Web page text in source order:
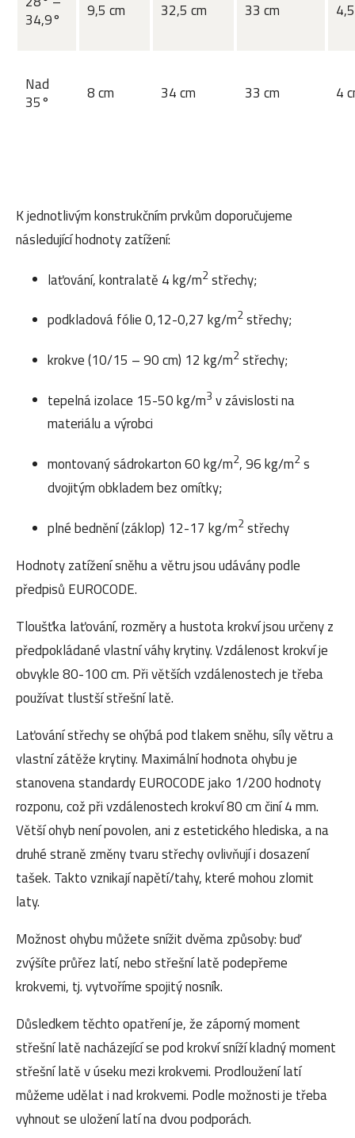
34,9°
9,5 cm 32,5 cm 33 cm
Nad
35°
8 cm 34 cm 33 cm 4
K jednotlivým konstrukčním prvkům doporučujeme
následující hodnoty zatížení:
laťování, kontralatě 4 kg/m2střechy;
podkladová fólie 0,12-0,27 kg/m2střechy;
krokve (10/15 – 90 cm) 12 kg/m2střechy;
tepelná izolace 15-50 kg/m3 v závislosti na
materiálu a výrobci
montovaný sádrokarton 60 kg/m2, 96 kg/m2s
dvojitým obkladem bez omítky;
plné bednění (záklop) 12-17 kg/m2střechy
Hodnoty zatížení sněhu a větru jsou udávány podle
předpisů EUROCODE.
Tloušťka laťování, rozměry a hustota krokví jsou určeny z
předpokládané vlastní váhy krytiny. Vzdálenost krokví je
obvykle 80-100 cm. Při větších vzdálenostech je třeba
používat tlustší střešní latě.
Laťování střechy se ohýbá pod tlakem sněhu, síly větru a
vlastní zátěže krytiny. Maximální hodnota ohybu je
stanovena standardy EUROCODE jako 1/200 hodnoty
rozponu, což při vzdálenostech krokví 80 cm činí 4 mm.
Větší ohyb není povolen, ani z estetického hlediska, a na
druhé straně změny tvaru střechy ovlivňují i dosazení
tašek. Takto vznikají napětí/tahy, které mohou zlomit
laty.
Možnost ohybu můžete snížit dvěma způsoby: buď
zvýšíte průřez latí, nebo střešní latě podepřeme
krokvemi, tj. vytvoříme spojitý nosník.
Důsledkem těchto opatření je, že záporný moment
střešní latě nacházející se pod krokví sníží kladný moment
střešní latě v úseku mezi krokvemi. Prodloužení latí
můžeme udělat i nad krokvemi. Podle možnosti je třeba
vyhnout se uložení latí na dvou podporách.